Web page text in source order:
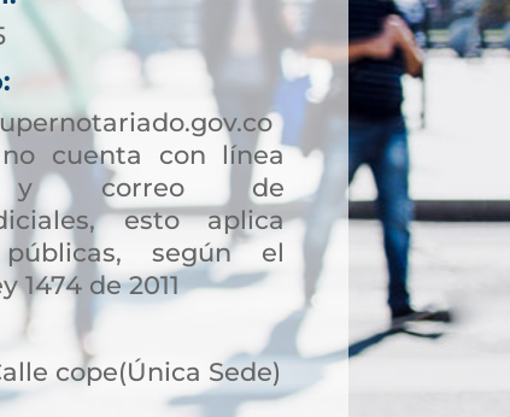
cuenta con línea
y correo de
esto aplica
según el
1474 de 2011
cope(Única Sede)